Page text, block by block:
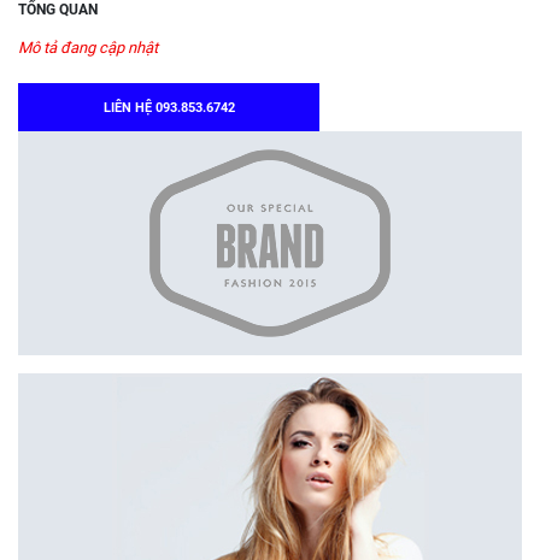
TỔNG QUAN
Mô tả đang cập nhật
LIÊN HỆ 093.853.6742